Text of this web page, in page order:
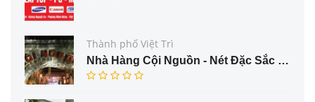
Thành phố Việt Trì
Nhà Hàng Cội Nguồn - Nét Đặc Sắc Ẩm Thực Trung Du Phú Thọ